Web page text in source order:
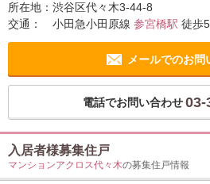
所在地： 渋谷区代々木3-44-8
交通：
小田急小田原線 参宮橋駅 徒歩
メールでのお問
電話でお問い合わせ 03-
入居者様募集住戸
マンションアクロス代々木の募集住戸情報